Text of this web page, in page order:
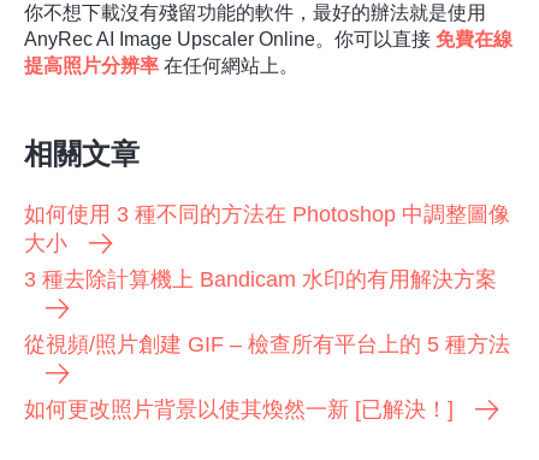
你不想下載沒有殘留功能的軟件，最好的辦法就是使用
AnyRec AI Image Upscaler Online。你可以直接 免費在線
提高照片分辨率 在任何網站上。
相關文章
如何使用 3 種不同的方法在 Photoshop 中調整圖像
大小
3 種去除計算機上 Bandicam 水印的有用解決方案
從視頻/照片創建 GIF – 檢查所有平台上的 5 種方法
如何更改照片背景以使其煥然一新 [已解決！]